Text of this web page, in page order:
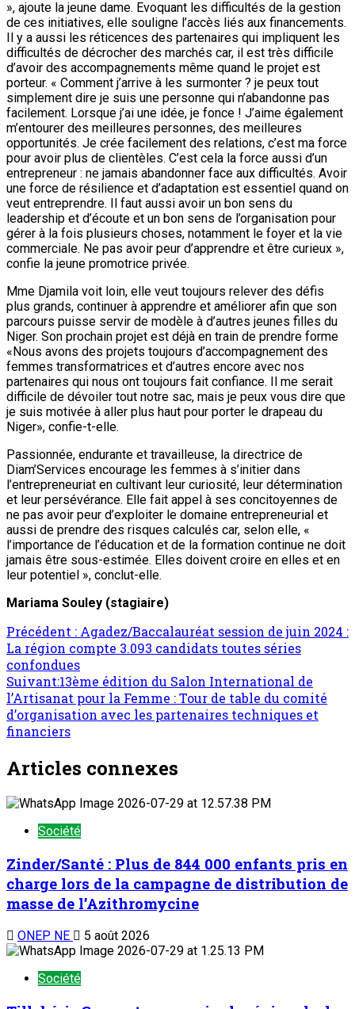
», ajoute la jeune dame. Evoquant les difficultés de la gestion
de ces initiatives, elle souligne l’accès liés aux financements.
Il y a aussi les réticences des partenaires qui impliquent les
difficultés de décrocher des marchés car, il est très difficile
d’avoir des accompagnements même quand le projet est
porteur. « Comment j’arrive à les surmonter ? je peux tout
simplement dire je suis une personne qui n’abandonne pas
facilement. Lorsque j’ai une idée, je fonce ! J’aime également
m’entourer des meilleures personnes, des meilleures
opportunités. Je crée facilement des relations, c’est ma force
pour avoir plus de clientèles. C’est cela la force aussi d’un
entrepreneur : ne jamais abandonner face aux difficultés. Avoir
une force de résilience et d’adaptation est essentiel quand on
veut entreprendre. Il faut aussi avoir un bon sens du
leadership et d’écoute et un bon sens de l’organisation pour
gérer à la fois plusieurs choses, notamment le foyer et la vie
commerciale. Ne pas avoir peur d’apprendre et être curieux »,
confie la jeune promotrice privée.
Mme Djamila voit loin, elle veut toujours relever des défis
plus grands, continuer à apprendre et améliorer afin que son
parcours puisse servir de modèle à d’autres jeunes filles du
Niger. Son prochain projet est déjà en train de prendre forme
«Nous avons des projets toujours d’accompagnement des
femmes transformatrices et d’autres encore avec nos
partenaires qui nous ont toujours fait confiance. Il me serait
difficile de dévoiler tout notre sac, mais je peux vous dire que
je suis motivée à aller plus haut pour porter le drapeau du
Niger», confie-t-elle.
Passionnée, endurante et travailleuse, la directrice de
Diam’Services encourage les femmes à s’initier dans
l’entrepreneuriat en cultivant leur curiosité, leur détermination
et leur persévérance. Elle fait appel à ses concitoyennes de
ne pas avoir peur d’exploiter le domaine entrepreneurial et
aussi de prendre des risques calculés car, selon elle, «
l’importance de l’éducation et de la formation continue ne doit
jamais être sous-estimée. Elles doivent croire en elles et en
leur potentiel », conclut-elle.
Mariama Souley (stagiaire)
Précédent : Agadez/Baccalauréat session de juin 2024 :
La région compte 3.093 candidats toutes séries
confondues
Suivant:13ème édition du Salon International de
l’Artisanat pour la Femme : Tour de table du comité
d’organisation avec les partenaires techniques et
financiers
Articles connexes
Société
Zinder/Santé : Plus de 844 000 enfants pris en
charge lors de la campagne de distribution de
masse de l’Azithromycine
ONEP NE 5 août 2026
Société